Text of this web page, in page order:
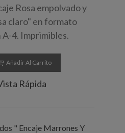
Rosa empolvado y
claro" en formato
A-4. Imprimibles.
Añadir Al Carrito
Rápida
" Encaje Marrones Y